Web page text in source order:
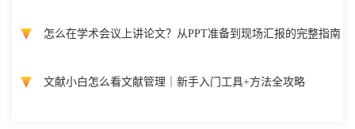
怎么在学术会议上讲论文？从PPT准备到现场汇报的完整指南
文献小白怎么看文献管理｜新手入门工具+方法全攻略